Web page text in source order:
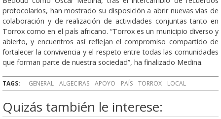
protocolarios, han mostrado su disposición a abrir nuevas vías de
colaboración y de realización de actividades conjuntas tanto en
Torrox como en el país africano. “Torrox es un municipio diverso y
abierto, y encuentros así reflejan el compromiso compartido de
fortalecer la convivencia y el respeto entre todas las comunidades
que forman parte de nuestra sociedad”, ha finalizado Medina.
TAGS: GENERAL ALGECIRAS APOYO PAÍS TORROX LOCAL
Quizás también le interese: